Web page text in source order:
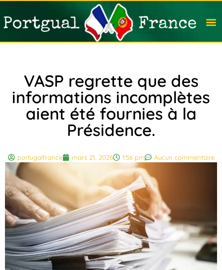
VASP regrette que des
informations incomplètes
aient été fournies à la
Présidence.
portugalfrance mars 21, 2026 1:56 pm Aucun commentaire